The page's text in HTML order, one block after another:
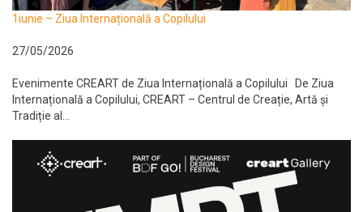
1iunie – Ziua Internațională a Copilului
27/05/2026
Evenimente CREART de Ziua Internațională a Copilului De Ziua
Internațională a Copilului, CREART – Centrul de Creație, Artă și
Tradiție al...